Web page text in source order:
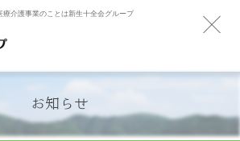
介護事業のことは新生十全会グループ
お知らせ